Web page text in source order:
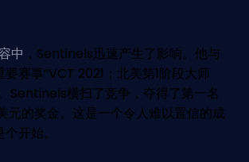
中 ，Sentinels迅速产生了影响。他与
赛事“VCT 2021：北美第1阶段大师
Sentinels横扫了竞争，夺得了第一名
元的奖金。这是一个令人难以置信的成
开始。